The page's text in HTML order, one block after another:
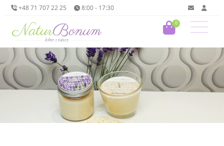
+48 71 707 22 25 8:00 - 17:30
0